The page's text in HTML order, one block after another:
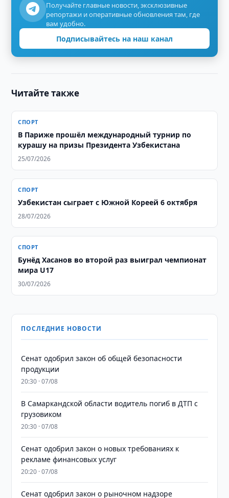
Получайте главные новости, эксклюзивные
репортажи и оперативные обновления там, где
вам удобно.
Подписывайтесь на наш канал
Читайте также
СПОРТ
В Париже прошёл международный турнир по
курашу на призы Президента Узбекистана
25/07/2026
СПОРТ
Узбекистан сыграет с Южной Кореей 6 октября
28/07/2026
СПОРТ
Бунёд Хасанов во второй раз выиграл чемпионат
мира U17
30/07/2026
ПОСЛЕДНИЕ НОВОСТИ
Сенат одобрил закон об общей безопасности
продукции
20:30 · 07/08
В Самаркандской области водитель погиб в ДТП с
грузовиком
20:30 · 07/08
Сенат одобрил закон о новых требованиях к
рекламе финансовых услуг
20:20 · 07/08
Сенат одобрил закон о рыночном надзоре